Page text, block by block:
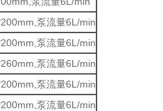
泵流量6L/min
泵流量6L/min
泵流量6L/min
泵流量6L/min
泵流量6L/min